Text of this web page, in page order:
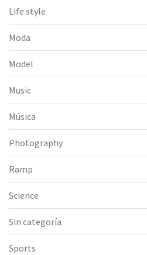
Life style
Moda
Model
Music
Música
Photography
Ramp
Science
Sin categoría
Sports